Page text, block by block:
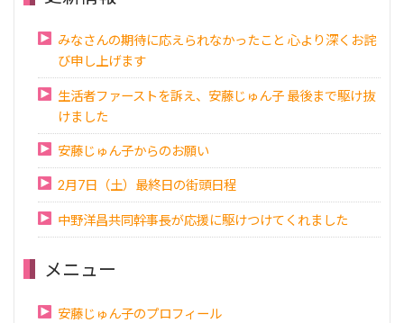
みなさんの期待に応えられなかったこと 心より深くお詫
び申し上げます
生活者ファーストを訴え、安藤じゅん子 最後まで駆け抜
けました
安藤じゅん子からのお願い
2月7日（土）最終日の街頭日程
中野洋昌共同幹事長が応援に駆けつけてくれました
メニュー
安藤じゅん子のプロフィール